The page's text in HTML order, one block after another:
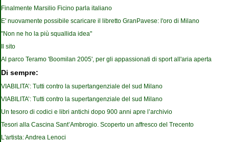
Finalmente Marsilio Ficino parla italiano
E' nuovamente possibile scaricare il libretto GranPavese: l'oro di Milano
"Non ne ho la più squallida idea"
Il sito
Al parco Teramo 'Boomilan 2005', per gli appassionati di sport all'aria aperta
Di sempre:
VIABILITA’: Tutti contro la supertangenziale del sud Milano
VIABILITA’: Tutti contro la supertangenziale del sud Milano
Un tesoro di codici e libri antichi dopo 900 anni apre l’archivio
Tesori alla Cascina Sant’Ambrogio. Scoperto un affresco del Trecento
L'artista: Andrea Lenoci